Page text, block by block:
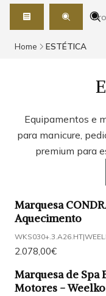
Home ESTÉTICA
Equipamentos e
para manicure,
premium para
Marquesa
Aquecimento
WKS030+.3.A26.HT|
2.078,00€
Marquesa de Spa
Motores - Weelko